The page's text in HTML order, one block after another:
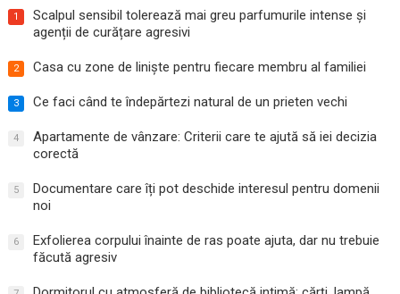
1
Scalpul sensibil tolerează mai greu parfumurile intense și
agenții de curățare agresivi
2 Casa cu zone de liniște pentru fiecare membru al familiei
3 Ce faci când te îndepărtezi natural de un prieten vechi
4
Apartamente de vânzare: Criterii care te ajută să iei decizia
corectă
5
Documentare care îți pot deschide interesul pentru domenii
noi
6
Exfolierea corpului înainte de ras poate ajuta, dar nu trebuie
făcută agresiv